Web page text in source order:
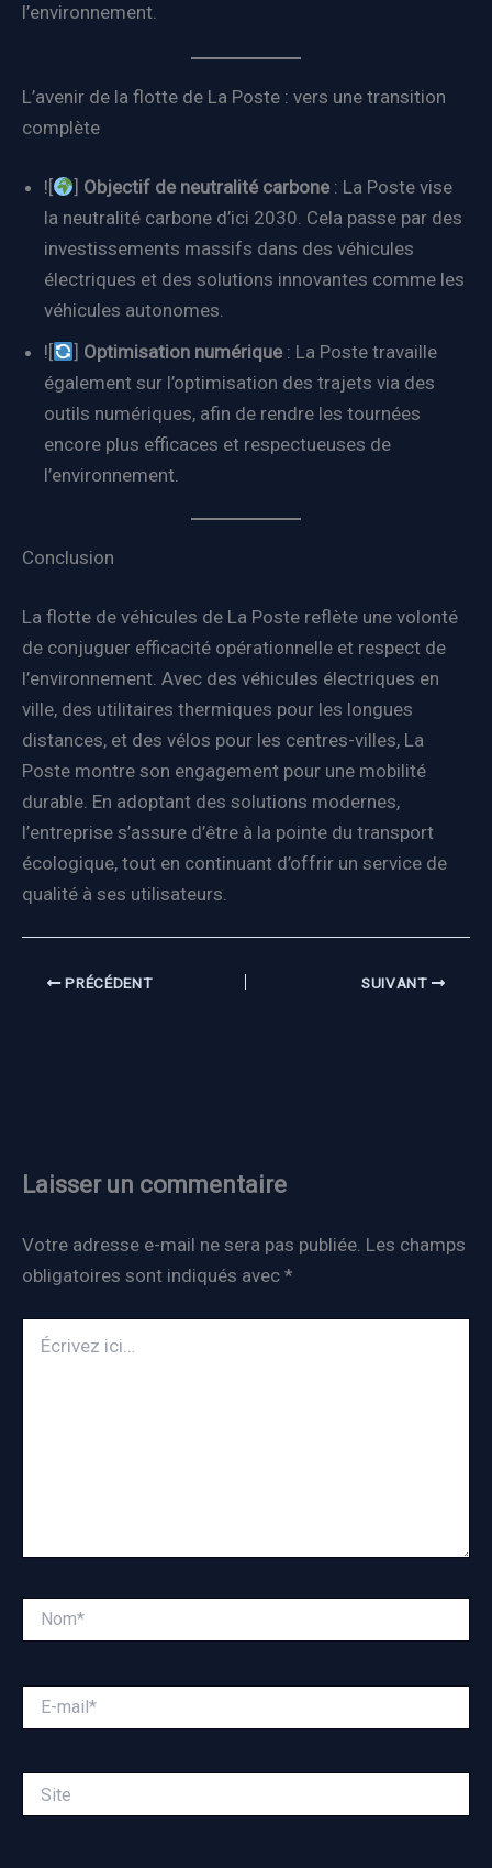
l’environnement.
L’avenir de la flotte de La Poste : vers une transition
complète
![ ] Objectif de neutralité carbone: La Poste vise
la neutralité carbone d’ici 2030. Cela passe par des
investissements massifs dans des véhicules
électriques et des solutions innovantes comme les
véhicules autonomes.
![
] Optimisation numérique: La Poste travaille
également sur l’optimisation des trajets via des
outils numériques, afin de rendre les tournées
encore plus efficaces et respectueuses de
l’environnement.
Conclusion
La flotte de véhicules de La Poste reflète une volonté
de conjuguer efficacité opérationnelle et respect de
l’environnement. Avec des véhicules électriques en
ville, des utilitaires thermiques pour les longues
distances, et des vélos pour les centres-villes, La
Poste montre son engagement pour une mobilité
durable. En adoptant des solutions modernes,
l’entreprise s’assure d’être à la pointe du transport
écologique, tout en continuant d’offrir un service de
qualité à ses utilisateurs.
PRÉCÉDENT SUIVANT
Laisser un commentaire
Votre adresse e-mail ne sera pas publiée. Les champs
obligatoires sont indiqués avec *
ici…
mail*